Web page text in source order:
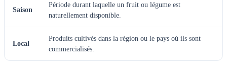
Saison
Période durant laquelle un fruit ou légume est
naturellement disponible.
Local
Produits cultivés dans la région ou le pays où ils sont
commercialisés.